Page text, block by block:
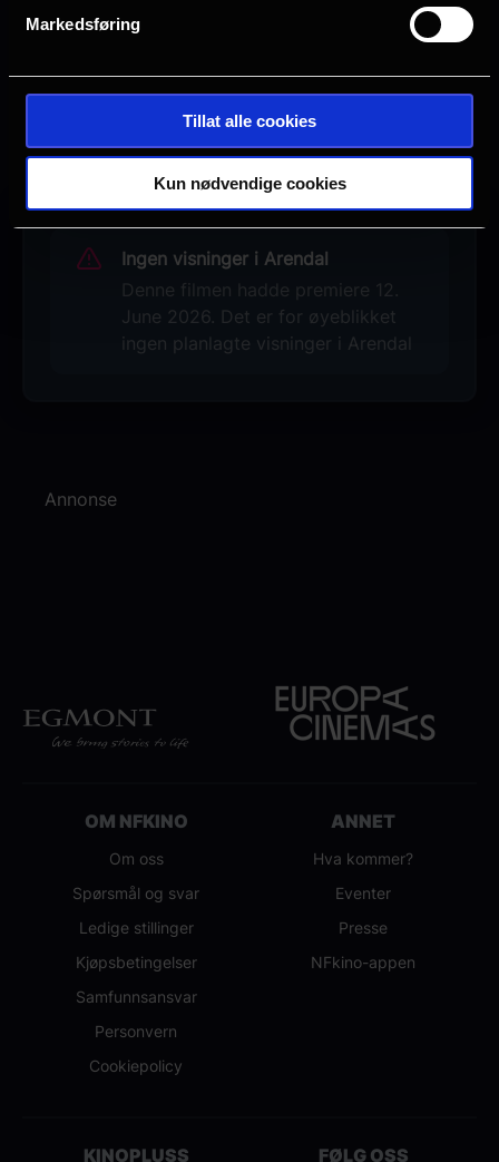
Markedsføring
Tillat alle cookies
Kun nødvendige cookies
Se galleri
United International Pictures
Ingen visninger i Arendal
Denne filmen hadde premiere 12.
June 2026. Det er for øyeblikket
ingen planlagte visninger i Arendal
Annonse
OM NFKINO
Om oss
Spørsmål og svar
Ledige stillinger
Kjøpsbetingelser
Samfunnsansvar
Personvern
Cookiepolicy
ANNET
Hva kommer?
Eventer
Presse
NFkino-appen
KINOPLUSS FØLG OSS